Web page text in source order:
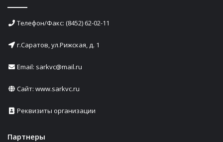
Телефон/Факс: (8452) 62-02-11
г.Саратов, ул.Рижская, д. 1
Email: sarkvc@mail.ru
Сайт: www.sarkvc.ru
Реквизиты организации
Партнеры